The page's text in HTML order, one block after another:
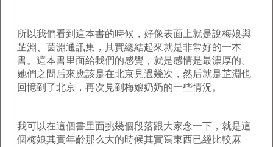
所以我們看到這本書的時候，好像表面上就是說梅娘與
芷淵、茵淵通訊集，其實總結起來就是非常好的一本
書。這本書里面給我們的感覺，就是感情是最濃厚的。
她們之間后來應該是在北京見過幾次，然后就是芷淵也
回憶到了北京，再次見到梅娘奶奶的一些情況。
我可以在這個書里面挑幾個段落跟大家念一下，就是這
個梅娘其實年齡那么大的時候其實寫東西已經比較麻